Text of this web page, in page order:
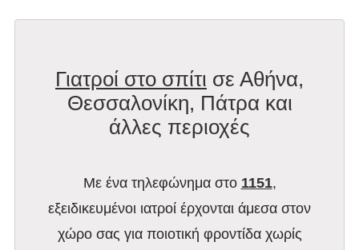
Γιατροί στο σπίτι σε Αθήνα,
Θεσσαλονίκη, Πάτρα και
άλλες περιοχές
Με ένα τηλεφώνημα στο 1151,
εξειδικευμένοι ιατροί έρχονται άμεσα στον
χώρο σας για ποιοτική φροντίδα χωρίς